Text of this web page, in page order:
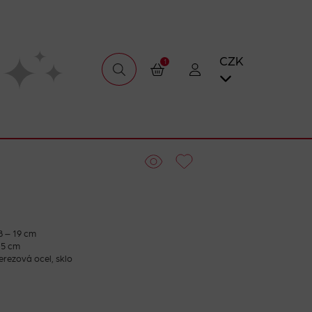
1 CZK
– 19 cm
cm
ocel, sklo